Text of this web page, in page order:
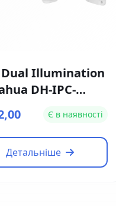
Illumination
DH-IPC-
Є в наявності
Детальніше